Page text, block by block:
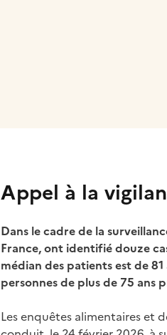
Appel à la
Dans le cadre de la
France, ont identifié douze
médian des patients est de
personnes de plus de 75 ans
Les enquêtes alimentaires et